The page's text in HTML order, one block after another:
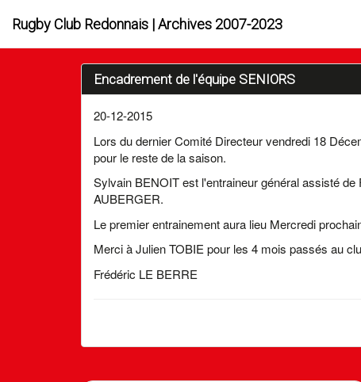
Rugby Club Redonnais | Archives 2007-2023
Encadrement de l'équipe SENIORS
20-12-2015
Lors du dernier Comité Directeur vendredi 18
pour le reste de la saison.
Sylvain BENOIT est l'entraineur général assisté
AUBERGER.
Le premier entrainement aura lieu Mercredi
Merci à Julien TOBIE pour les 4 mois passés au
Frédéric LE BERRE